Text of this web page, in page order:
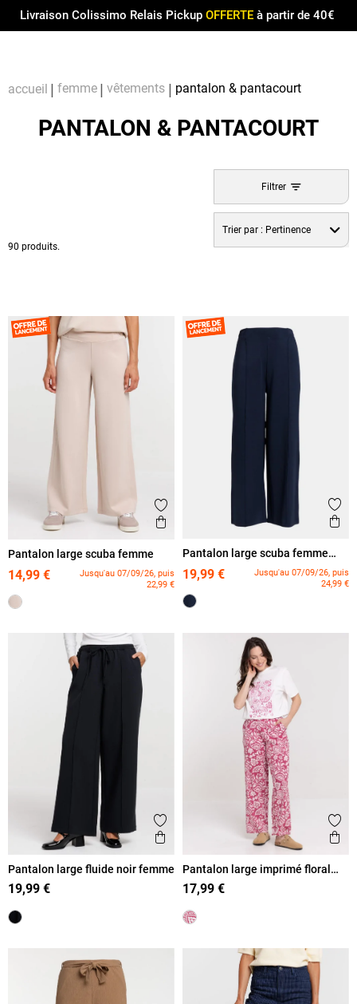
Livraison Colissimo Relais Pickup OFFERTEà partir de 40€
accueil femme vêtements pantalon & pantacourt
PANTALON & PANTACOURT
90 produits.
Filtrer
Trier par : Pertinence
Ajouter aux favoris
Aperçu rapide
Pantalon large scuba femme
14,99 €
Jusqu'au 07/09/26, puis
22,99 €
Pantalon large scuba femme
19,99 €
Jusqu'au 07/09/26, puis
24,99 €
Ajouter aux favoris
Aperçu rapide
Pantalon large fluide noir femme
19,99 €
Pantalon large imprimé floral
femme
17,99 €